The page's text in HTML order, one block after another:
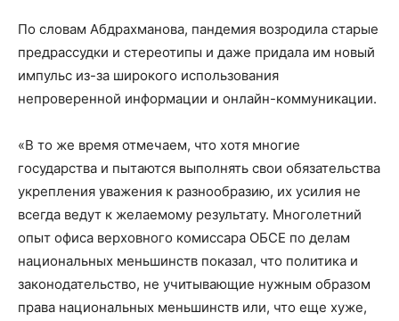
По словам Абдрахманова, пандемия возродила старые
предрассудки и стереотипы и даже придала им новый
импульс из-за широкого использования
непроверенной информации и онлайн-коммуникации.
«В то же время отмечаем, что хотя многие
государства и пытаются выполнять свои обязательства
укрепления уважения к разнообразию, их усилия не
всегда ведут к желаемому результату. Многолетний
опыт офиса верховного комиссара ОБСЕ по делам
национальных меньшинств показал, что политика и
законодательство, не учитывающие нужным образом
права национальных меньшинств или, что еще хуже,